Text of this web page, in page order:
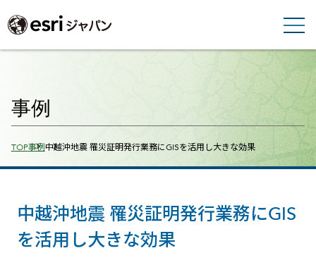
事例
Breadcrumbs
TOP事例中越沖地震 罹災証明発行業務にGISを活用し大きな効果
中越沖地震 罹災証明発行業務にGIS
を活用し大きな効果